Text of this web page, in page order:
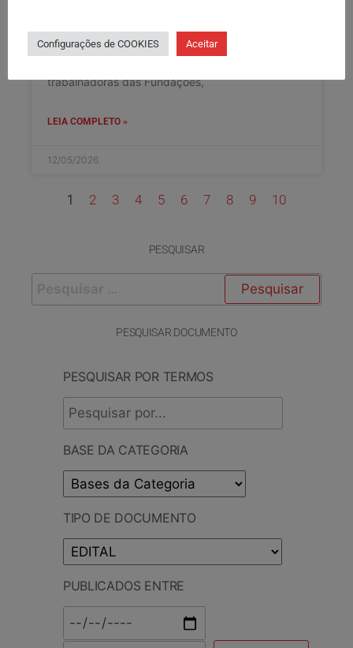
Edital AGE abertura Data Base 2026/2027 a
realizar-se dia 19 de maio de 2026, às 13h45min,
trabalhadoras das Fundações,
LEIA COMPLETO »
12/05/2026
1 2 3 4 5 6 7 8 9 10
PESQUISAR
PESQUISAR DOCUMENTO
PESQUISAR POR TERMOS
BASE DA CATEGORIA
TIPO DE DOCUMENTO
PUBLICADOS ENTRE
Configurações de COOKIES Aceitar